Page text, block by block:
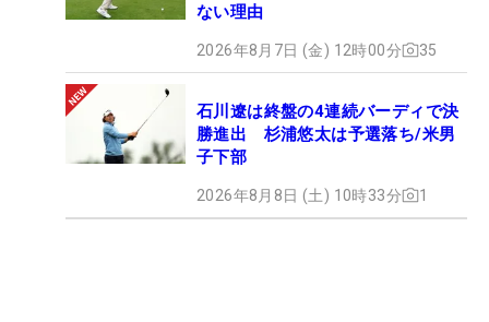
ない理由
2026年8月7日 (金) 12時00分 35
石川遼は終盤の4連続バーディで決
勝進出 杉浦悠太は予選落ち/米男
子下部
2026年8月8日 (土) 10時33分 1